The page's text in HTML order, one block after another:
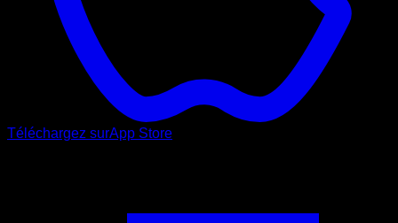
Téléchargez surApp Store